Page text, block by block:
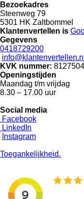
Bezoekadres
Steenweg 79
5301 HK Zaltbommel
Klantenvertellen is
Gegevens
0418729200
info@klantenvertellen.nl
KVK nummer:
Openingstijden
Maandag t/m vrijdag
8.30 – 17.00 uur
Social media
Facebook
LinkedIn
Instagram
Toegankelijkheid.